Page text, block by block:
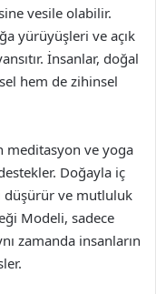
vesile olabilir.
yürüyüşleri ve açık
İnsanlar, doğal
hem de zihinsel
meditasyon ve yoga
Doğayla iç
düşürür ve mutluluk
Modeli, sadece
zamanda insanların